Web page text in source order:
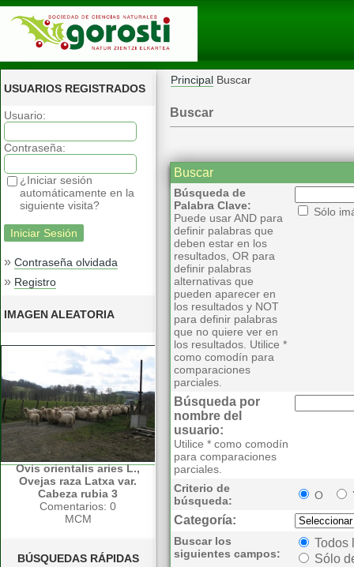
USUARIOS REGISTRADOS
Usuario:
Contraseña:
¿Iniciar sesión
automáticamente en la
siguiente visita?
» Contraseña olvidada
» Registro
IMAGEN ALEATORIA
Ovis orientalis aries L.,
Ovejas raza Latxa var.
Cabeza rubia 3
Comentarios: 0
MCM
BÚSQUEDAS RÁPIDAS
Principal Buscar
Buscar
Buscar
Búsqueda de
Palabra Clave:
Puede usar AND para
definir palabras que
deben estar en los
resultados, OR para
definir palabras
alternativas que
pueden aparecer en
los resultados y NOT
para definir palabras
que no quiere ver en
los resultados. Utilice *
como comodín para
comparaciones
parciales.
Sólo
Búsqueda por
nombre del
usuario:
Utilice * como comodín
para comparaciones
parciales.
Criterio de
búsqueda:
O
Categoría:
Buscar los
siguientes campos:
Todos
Sólo